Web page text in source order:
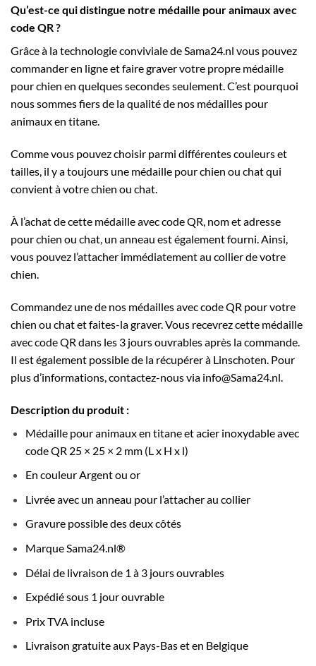
Qu’est-ce qui distingue notre médaille pour animaux avec
code QR ?
Grâce à la technologie conviviale deSama24.nl vous pouvez
commander en ligne et faire graver votre propre médaille
pour chien en quelques secondes seulement. C’est pourquoi
nous sommes fiers de la qualité de nos médailles pour
animaux en titane.
Comme vous pouvez choisir parmi différentes couleurs et
tailles, il y a toujours une médaille pour chien ou chat qui
convient à votre chien ou chat.
À l’achat de cette médaille avec code QR, nom et adresse
pour chien ou chat, un anneau est également fourni. Ainsi,
vous pouvez l’attacher immédiatement au collier de votre
chien.
Commandez une de nos médailles avec code QR pour votre
chien ou chat et faites-la graver. Vous recevrez cette médaille
avec code QR dans les 3 jours ouvrables après la commande.
Il est également possible de la récupérer à Linschoten. Pour
plus d’informations, contactez-nous via info@Sama24.nl.
Description du produit :
Médaille pour animaux en titane et acier inoxydable avec
code QR 25 × 25 × 2 mm (L x H x l)
En couleur Argent ou or
Livrée avec un anneau pour l’attacher au collier
Gravure possible des deux côtés
Marque Sama24.nl®
Délai de livraison de 1 à 3 jours ouvrables
Expédié sous 1 jour ouvrable
Prix TVA incluse
Livraison gratuite aux Pays-Bas et en Belgique